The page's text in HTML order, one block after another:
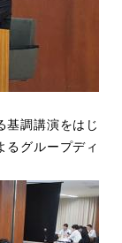
基調講演をはじ
るグループディ